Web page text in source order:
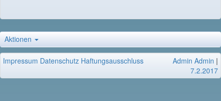
Aktionen
Impressum Datenschutz Haftungsausschluss Admin Admin |
7.2.2017